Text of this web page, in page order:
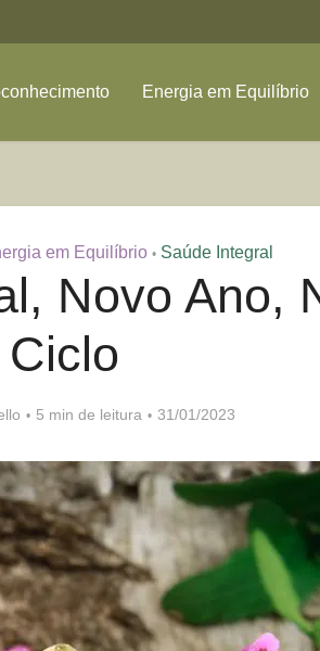
Energia em Equilíbrio
em Equilíbrio • Saúde Integral
Novo Ano,
Ciclo
5 min de leitura 31/01/2023